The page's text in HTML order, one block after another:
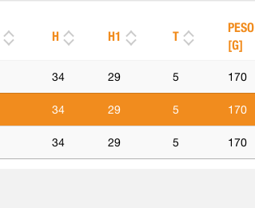
H H1 T
PESO
[G]
34 29 5 170
34 29 5 170
34 29 5 170